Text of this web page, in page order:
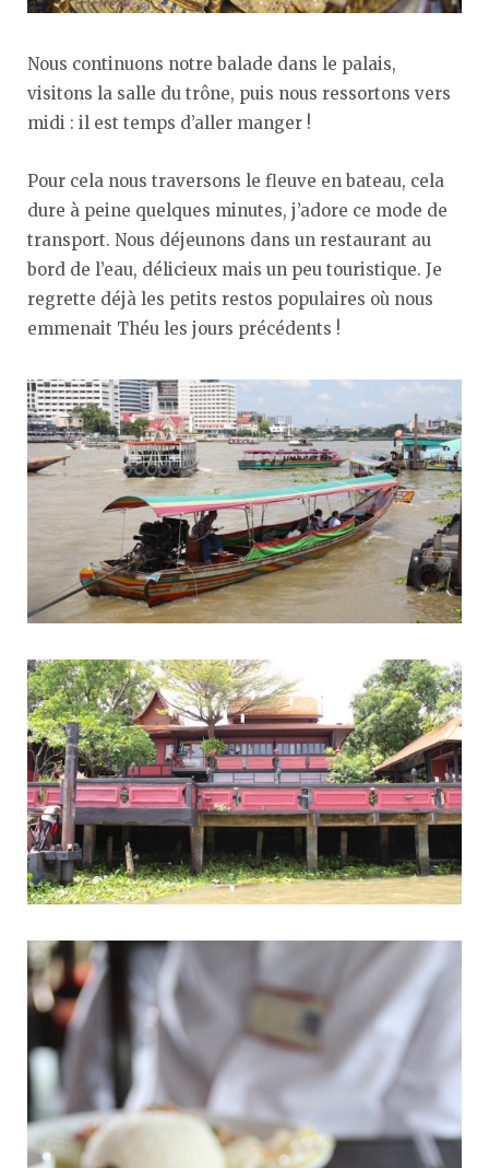
Nous continuons notre balade dans le palais,
visitons la salle du trône, puis nous ressortons vers
midi : il est temps d’aller manger !
Pour cela nous traversons le fleuve en bateau, cela
dure à peine quelques minutes, j’adore ce mode de
transport. Nous déjeunons dans un restaurant au
bord de l’eau, délicieux mais un peu touristique. Je
regrette déjà les petits restos populaires où nous
emmenait Théu les jours précédents !